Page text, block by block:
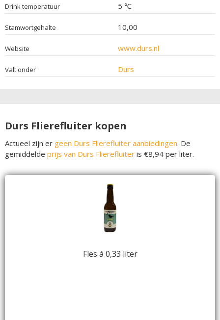
Drink temperatuur 5 ℃
Stamwortgehalte 10,00
Website www.durs.nl
Valt onder Durs
Durs Flierefluiter kopen
Actueel zijn er geen Durs Flierefluiter aanbiedingen. De
gemiddelde prijs van Durs Flierefluiter is €8,94 per liter.
Fles á 0,33 liter